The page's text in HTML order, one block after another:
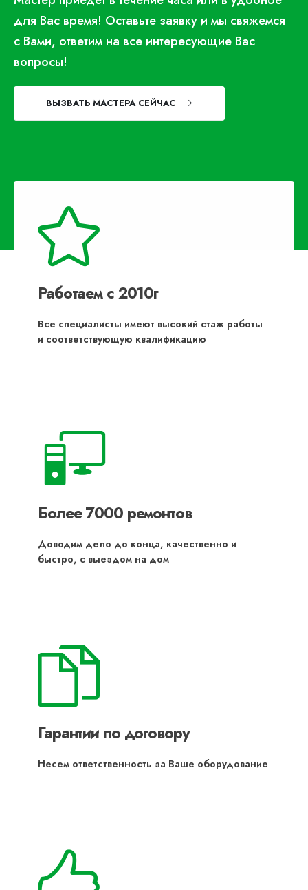
для Вас время! Оставьте заявку и мы свяжемся
с Вами, ответим на все интересующие Вас
вопросы!
ВЫЗВАТЬ МАСТЕРА СЕЙЧАС
Работаем с 2010г
Все специалисты имеют высокий стаж работы
и соответствующую квалификацию
Более 7000 ремонтов
Доводим дело до конца, качественно и
быстро, с выездом на дом
Гарантии по договору
Несем ответственность за Ваше оборудование